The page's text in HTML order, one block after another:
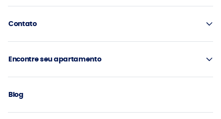
Contato
Encontre seu apartamento
Blog